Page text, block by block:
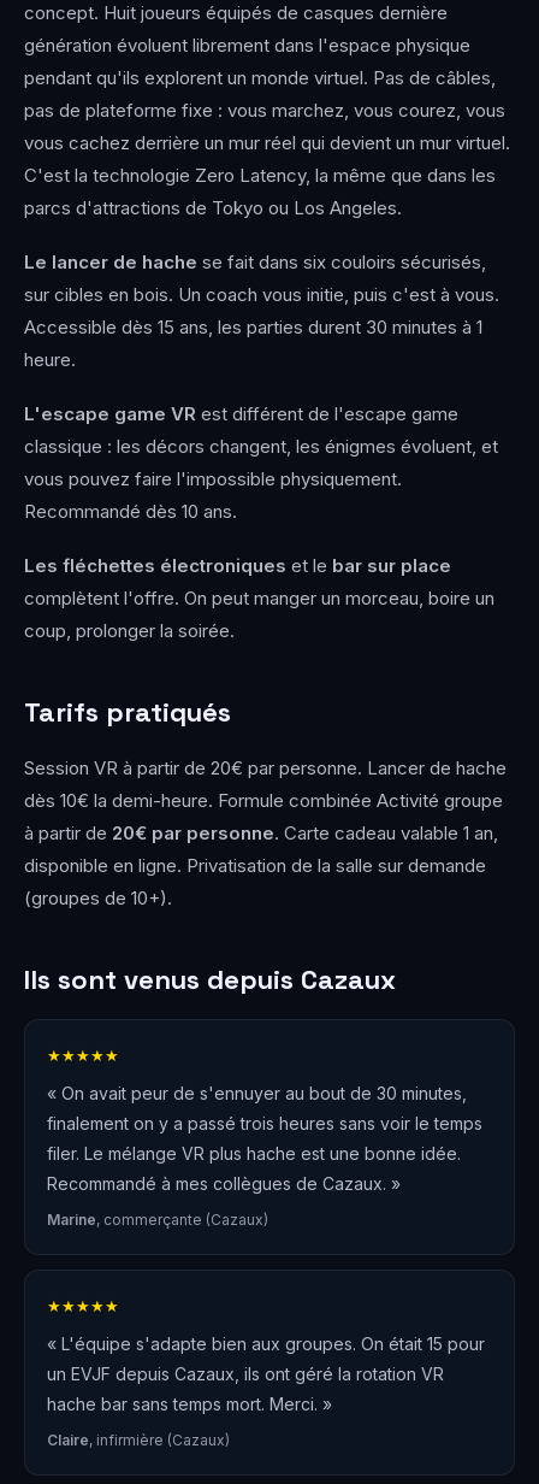
concept. Huit joueurs équipés de casques dernière
génération évoluent librement dans l'espace physique
pendant qu'ils explorent un monde virtuel. Pas de câbles,
pas de plateforme fixe : vous marchez, vous courez, vous
vous cachez derrière un mur réel qui devient un mur virtuel.
C'est la technologie Zero Latency, la même que dans les
parcs d'attractions de Tokyo ou Los Angeles.
Le lancer de hache se fait dans six couloirs sécurisés,
sur cibles en bois. Un coach vous initie, puis c'est à vous.
Accessible dès 15 ans, les parties durent 30 minutes à 1
heure.
L'escape game VR est différent de l'escape game
classique : les décors changent, les énigmes évoluent, et
vous pouvez faire l'impossible physiquement.
Recommandé dès 10 ans.
Les fléchettes électroniques et le bar sur place
complètent l'offre. On peut manger un morceau, boire un
coup, prolonger la soirée.
Tarifs pratiqués
Session VR à partir de 20€ par personne. Lancer de hache
dès 10€ la demi-heure. Formule combinée Activité groupe
à partir de 20€ par personne. Carte cadeau valable 1 an,
disponible en ligne. Privatisation de la salle sur demande
(groupes de 10+).
Ils sont venus depuis Cazaux
★★★★★
« On avait peur de s'ennuyer au bout de 30 minutes,
finalement on y a passé trois heures sans voir le temps
filer. Le mélange VR plus hache est une bonne idée.
Recommandé à mes collègues de Cazaux. »
Marine, commerçante (Cazaux)
★★★★★
« L'équipe s'adapte bien aux groupes. On était 15 pour
un EVJF depuis Cazaux, ils ont géré la rotation VR
hache bar sans temps mort. Merci. »
Claire, infirmière (Cazaux)